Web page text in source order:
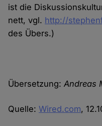
ist die
nett, vgl. http://
des Übers.)
Übersetzung:Andreas
Quelle:Wired.com,